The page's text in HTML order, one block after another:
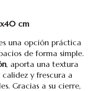
cm
una opción práctica
de forma simple.
, aporta una textura
y frescura a
Gracias a su cierre,